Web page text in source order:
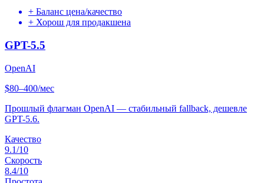
+ Баланс цена/качество
+ Хорош для продакшена
GPT-5.5
OpenAI
$80–400/мес
Прошлый флагман OpenAI — стабильный fallback, дешевле
GPT-5.6.
Качество
9.1/10
Скорость
8.4/10